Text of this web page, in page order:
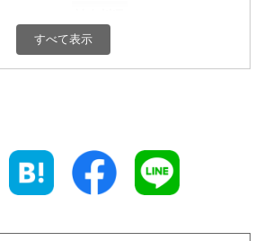
550円 富山県
550円 静岡県
すべて表示